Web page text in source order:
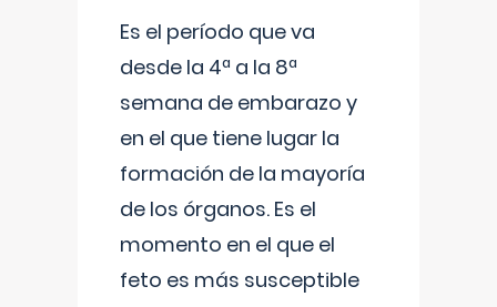
Es el período que va
desde la 4ª a la 8ª
semana de embarazo y
en el que tiene lugar la
formación de la mayoría
de los órganos. Es el
momento en el que el
feto es más susceptible